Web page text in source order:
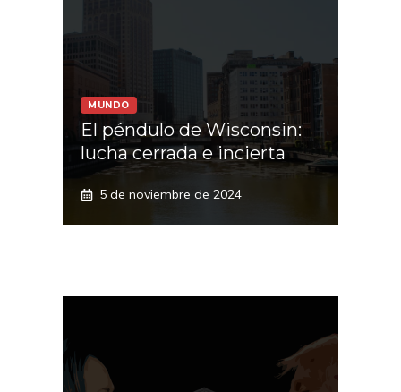
MUNDO
El péndulo de Wisconsin:
lucha cerrada e incierta
5 de noviembre de 2024